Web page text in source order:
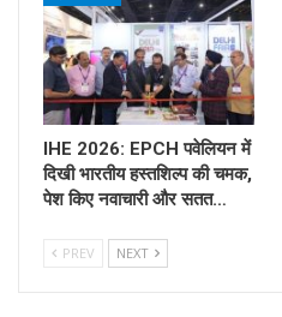
IHE 2026: EPCH पवेलियन में
दिखी भारतीय हस्तशिल्प की चमक,
पेश किए नवाचारी और सतत…
PREV NEXT